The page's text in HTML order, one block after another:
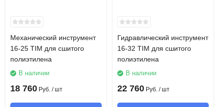
Механический инструмент
16-25 TIM для сшитого
полиэтилена
В наличии
18 760 Руб. / шт
Гидравлический инструмент
16-32 TIM для сшитого
полиэтилена
В наличии
22 760 Руб. / шт